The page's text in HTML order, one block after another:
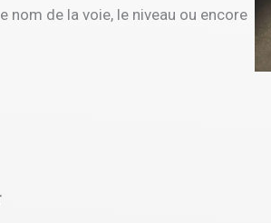
nom de la voie, le niveau ou encore